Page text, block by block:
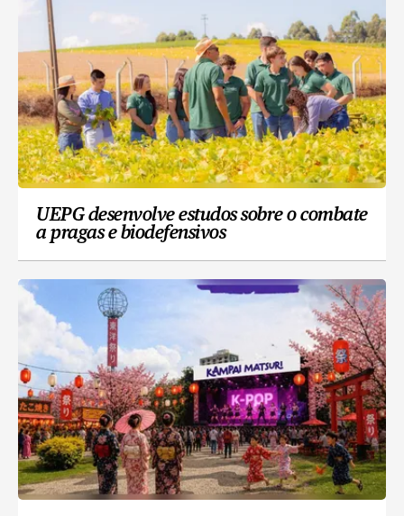
UEPG desenvolve estudos sobre o combate
a pragas e biodefensivos